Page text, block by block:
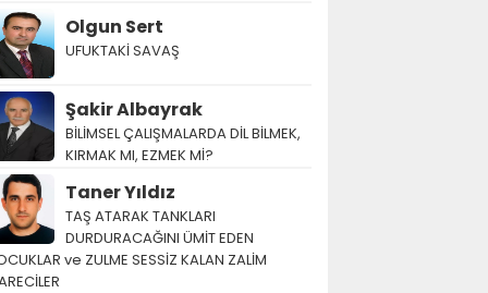
Olgun Sert
UFUKTAKİ SAVAŞ
Şakir Albayrak
BİLİMSEL ÇALIŞMALARDA DİL BİLMEK,
KIRMAK MI, EZMEK Mİ?
Taner Yıldız
TAŞ ATARAK TANKLARI
DURDURACAĞINI ÜMİT EDEN
ve ZULME SESSİZ KALAN ZALİM